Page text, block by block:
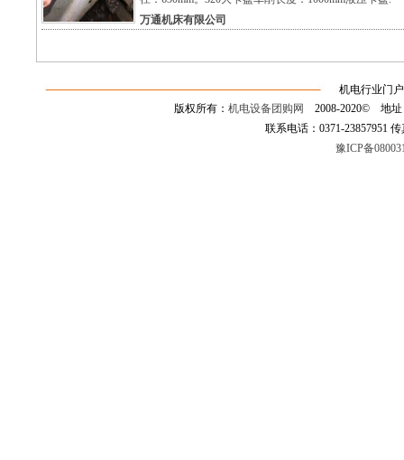
万通机床有限公司
机电行业门
版权所有： 机电设备团购网
2008-2020© 地址
联系电话：0371-23857951
豫ICP备